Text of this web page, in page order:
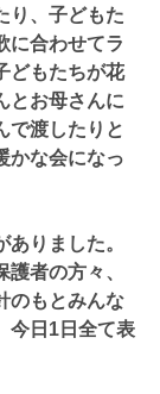
り、子どもた
に合わせてラ
どもたちが花
とお母さんに
で渡したりと
かな会になっ
りました。
者の方々、
のもとみんな
今日1日全て表